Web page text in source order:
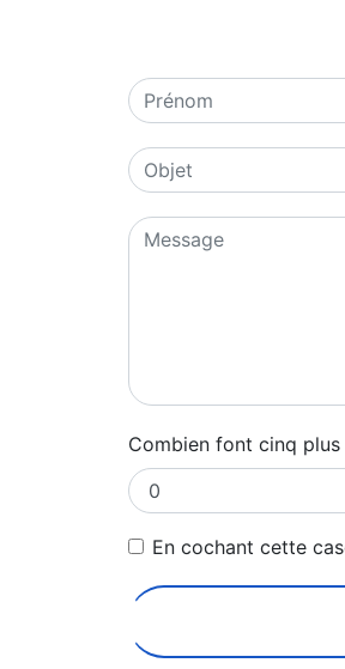
Combien font cinq
En cochant cette